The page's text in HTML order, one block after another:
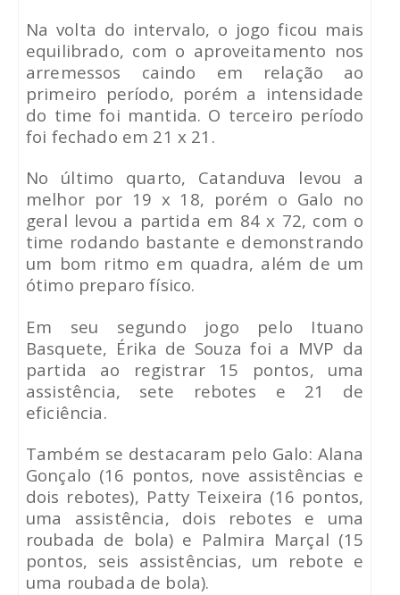
Na volta do intervalo, o jogo ficou mais
equilibrado, com o aproveitamento nos
arremessos caindo em relação ao
primeiro período, porém a intensidade
do time foi mantida. O terceiro período
foi fechado em 21 x 21.
No último quarto, Catanduva levou a
melhor por 19 x 18, porém o Galo no
geral levou a partida em 84 x 72, com o
time rodando bastante e demonstrando
um bom ritmo em quadra, além de um
ótimo preparo físico.
Em seu segundo jogo pelo Ituano
Basquete, Érika de Souza foi a MVP da
partida ao registrar 15 pontos, uma
assistência, sete rebotes e 21 de
eficiência.
Também se destacaram pelo Galo: Alana
Gonçalo (16 pontos, nove assistências e
dois rebotes), Patty Teixeira (16 pontos,
uma assistência, dois rebotes e uma
roubada de bola) e Palmira Marçal (15
pontos, seis assistências, um rebote e
uma roubada de bola).